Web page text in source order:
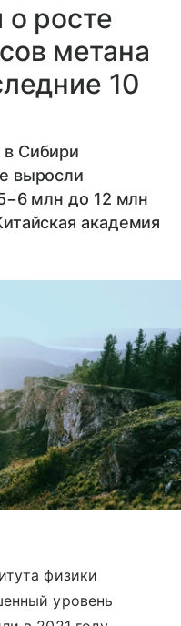
о росте
метана
10
Сибири
выросли
млн до 12 млн
академия
физики
уровень